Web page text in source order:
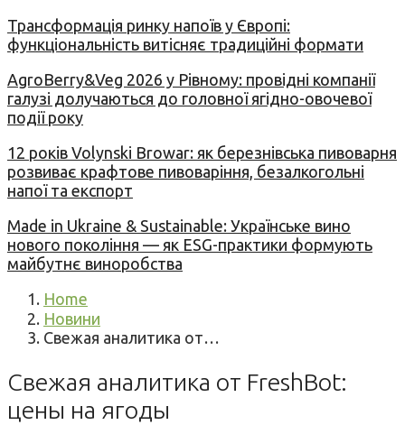
Трансформація ринку напоїв у Європі:
функціональність витісняє традиційні формати
AgroBerry&Veg 2026 у Рівному: провідні компанії
галузі долучаються до головної ягідно-овочевої
події року
12 років Volynski Browar: як березнівська пивоварня
розвиває крафтове пивоваріння, безалкогольні
напої та експорт
Made in Ukraine & Sustainable: Українське вино
нового покоління — як ESG-практики формують
майбутнє виноробства
Home
Новини
Свежая аналитика от…
Свежая аналитика от FreshBot:
цены на ягоды